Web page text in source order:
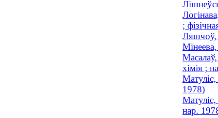
;
Ляшчоў,
Мiнеева,
хімія ;
1978)
Матуліс,
нар.